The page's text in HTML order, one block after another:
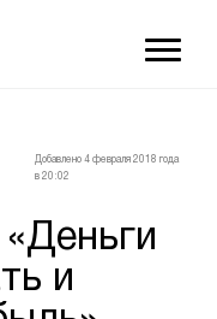
Добавлено 4 февраля 2018 года
в 20:02
и